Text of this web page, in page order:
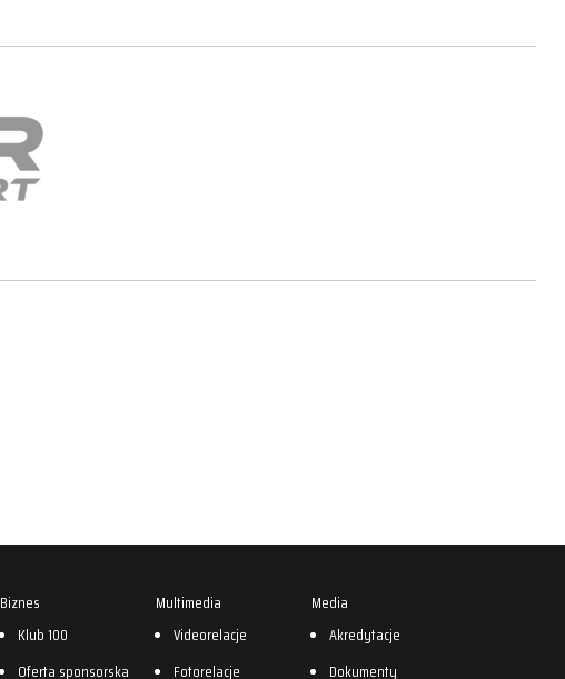
Biznes
Klub 100
Oferta sponsorska
Multimedia
Videorelacje
Fotorelacje
Media
Akredytacje
Dokumenty